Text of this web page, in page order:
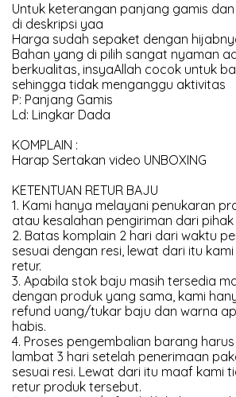
Untuk keterangan panjang gamis
di deskripsi yaa
Harga sudah sepaket dengan
Bahan yang di pilih sangat nyaman
berkualitas, insyaAllah cocok untuk
sehingga tidak menganggu aktivitas
P: Panjang Gamis
Ld: Lingkar Dada
KOMPLAIN :
Harap Sertakan video UNBOXING
KETENTUAN RETUR BAJU
1. Kami hanya melayani penukaran
atau kesalahan pengiriman dari pihak
2. Batas komplain 2 hari dari waktu
sesuai dengan resi, lewat dari itu
retur.
3. Apabila stok baju masih tersedia
dengan produk yang sama, kami
refund uang/tukar baju dan warna
habis.
4. Proses pengembalian barang
lambat 3 hari setelah penerimaan
sesuai resi. Lewat dari itu maaf kami
retur produk tersebut.